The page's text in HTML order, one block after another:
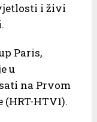
i živi
Paris,
u
na Prvom
HTV1).